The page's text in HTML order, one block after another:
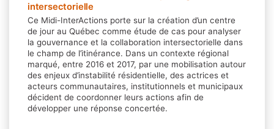
intersectorielle
Ce Midi-InterActions porte sur la création d’un centre
de jour au Québec comme étude de cas pour analyser
la gouvernance et la collaboration intersectorielle dans
le champ de l’itinérance. Dans un contexte régional
marqué, entre 2016 et 2017, par une mobilisation autour
des enjeux d’instabilité résidentielle, des actrices et
acteurs communautaires, institutionnels et municipaux
décident de coordonner leurs actions afin de
développer une réponse concertée.